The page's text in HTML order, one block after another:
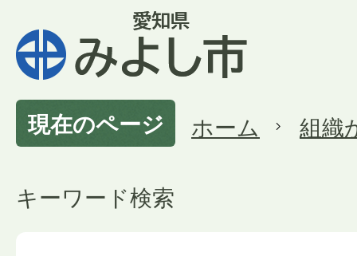
現在のページ ホーム 組織
キーワード検索